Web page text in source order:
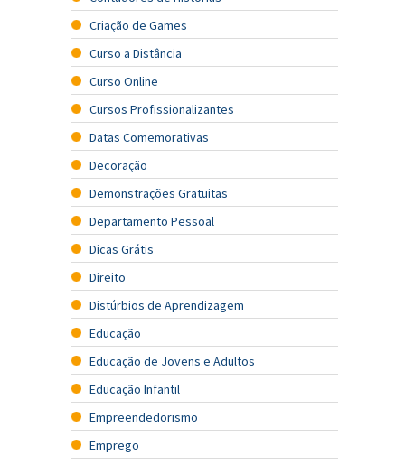
Criação de Games
Curso a Distância
Curso Online
Cursos Profissionalizantes
Datas Comemorativas
Decoração
Demonstrações Gratuitas
Departamento Pessoal
Dicas Grátis
Direito
Distúrbios de Aprendizagem
Educação
Educação de Jovens e Adultos
Educação Infantil
Empreendedorismo
Emprego